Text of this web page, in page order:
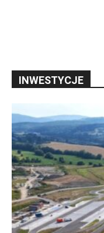
INWESTYCJE